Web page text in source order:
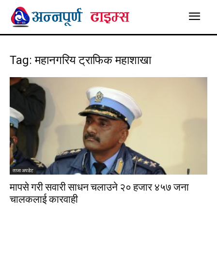
Tag: महानगरिय ट्राफिक महाशाखा
ताजा अपडेट
मापसे गरी सवारी साधन चलाउने २० हजार ४५७ जना
चालकलाई कारवाही